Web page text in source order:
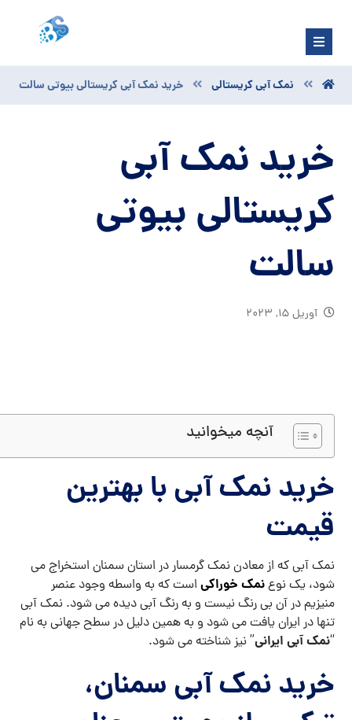
نمک آبی کریستالی خرید نمک آبی کریستالی بیوتی سالت
خرید نمک آبی
کریستالی بیوتی
سالت
آوریل ۱۵, ۲۰۲۳
آنچه میخوانید
خرید نمک آبی با بهترین
قیمت
نمک آبی که از معادن نمک گرمسار در استان سمنان استخراج می
شود، یک نوعنمک خوراکی است که به واسطه وجود عنصر
منیزیم در آن بی رنگ نیست و به رنگ آبی دیده می شود. نمک آبی
تنها در ایران یافت می شود و به همین دلیل در سطح جهانی به نام
“نمک آبی ایرانی” نیز شناخته می شود.
خرید نمک آبی سمنان،